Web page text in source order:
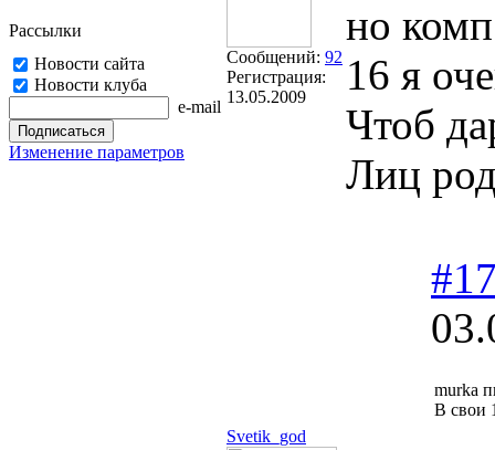
Рассылки
Новости сайта
Новости клуба
e-mail
Изменение параметров
Сообщений: 92
Регистрация:
13.05.2009
но
16 я
Чтоб
Лиц
Svetik_god
murka
В свои